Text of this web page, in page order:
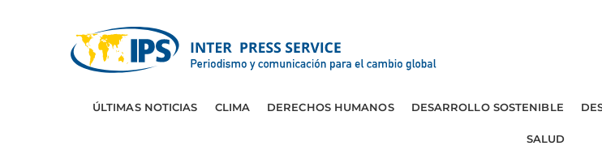
ÚLTIMAS NOTICIAS CLIMA DERECHOS HUMANOS DESARROLLO SOSTENIBLE
SALUD